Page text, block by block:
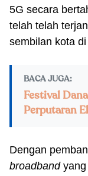
5G secara
telah telah
sembilan kota
BACA JUGA:
Festival
Perputaran
Dengan
broadbandyang